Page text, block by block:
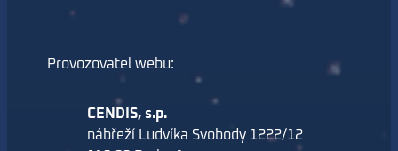
Provozovatel webu:
CENDIS, s.p.
nábřeží Ludvíka Svobody 1222/12